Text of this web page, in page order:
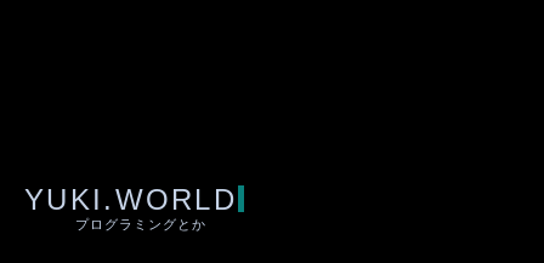
YUKI.WORLD
プログラミングとか